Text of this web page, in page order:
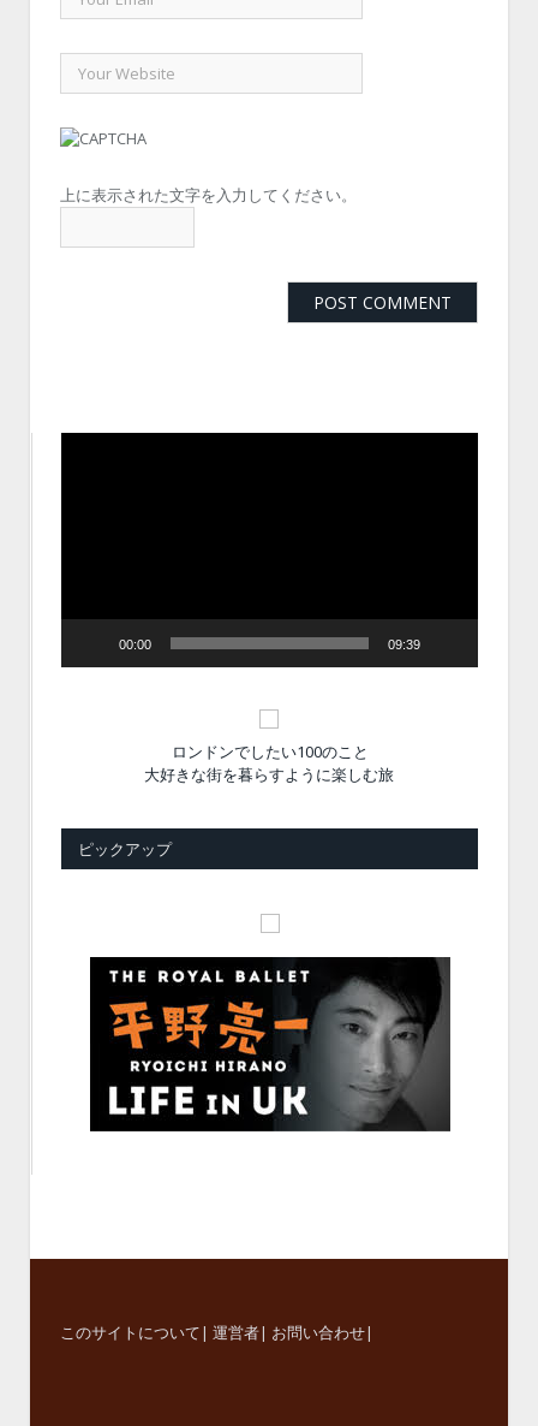
上に表示された文字を入力してください。
00:00 09:39
ロンドンでしたい100のこと
大好きな街を暮らすように楽しむ旅
ピックアップ
このサイトについて| 運営者| お問い合わせ|